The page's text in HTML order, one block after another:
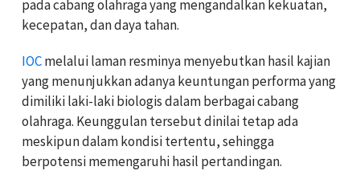
pada cabang olahraga yang mengandalkan kekuatan,
kecepatan, dan daya tahan.
IOCmelalui laman resminya menyebutkan hasil kajian
yang menunjukkan adanya keuntungan performa yang
dimiliki laki-laki biologis dalam berbagai cabang
olahraga. Keunggulan tersebut dinilai tetap ada
meskipun dalam kondisi tertentu, sehingga
berpotensi memengaruhi hasil pertandingan.